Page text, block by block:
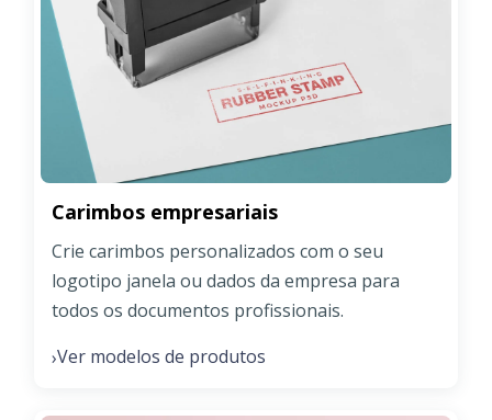
Carimbos empresariais
Crie carimbos personalizados com o seu
logotipo janela ou dados da empresa para
todos os documentos profissionais.
›Ver modelos de produtos